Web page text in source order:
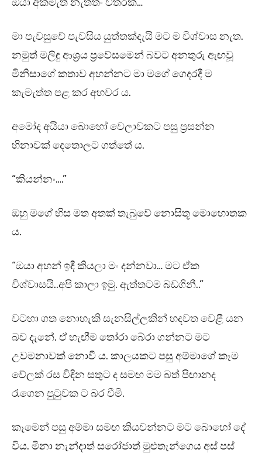
මා පැවසුවේ පැවසිය යුත්තක්දැයි මට ම විශ්වාස නැත.
නමුත් මලිඳු ආශ්‍රය ප්‍රවේසමෙන් බවට අනතුරු ඇඟවූ
මිනිසාගේ කතාව අහන්නට මා මගේ ගෙදරදී ම
කැමැත්ත පළ කර අහවර ය.
අමෝද අයියා බොහෝ වෙලාවකට පසු ප්‍රසන්න
හිනාවක් දෙතොලට ගත්තේ ය.
“කියන්නං….”
ඔහු මගේ හිස මත අතක් තැබුවේ නොසිතූ මොහොතක
ය.
“ඔයා අහන් ඉඳී කියලා මං දන්නවා… මට ඒක
විශ්වාසයි..අපි කාලා ඉමු. ඇත්තටම බඩගිනී..”
වටහා ගත නොහැකි සැනසිල්ලකින් හදවත වෙළී යන
බව දැනේ. ඒ හැඟීම තෝරා බේරා ගන්නට මට
උවමනාවක් නොවී ය. කාලයකට පසු අම්මාගේ කෑම
වේලක් රස විඳින සතුට ද සමඟ මම බත් පිඟානද
රැගෙන පුටුවක ට බර වීමි.
කෑමෙන් පසු අම්මා සමඟ කියවන්නට මට බොහෝ දේ
විය. මීනා නැන්දාත් සරෝජාත් මුළුතැන්ගෙය අස් පස්